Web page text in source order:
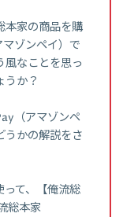
本家の商品を購
ゾンペイ）で
風なことを思っ
うか？
（アマゾンペ
うかの解説をさ
て、【俺流総
総本家